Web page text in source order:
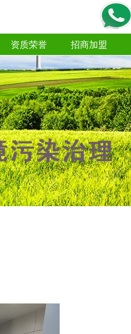
资质荣誉
资质荣誉
招商加盟
招商加盟